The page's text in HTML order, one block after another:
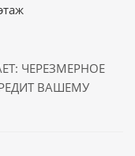
ЧЕРЕЗМЕРНОЕ
ВАШЕМУ